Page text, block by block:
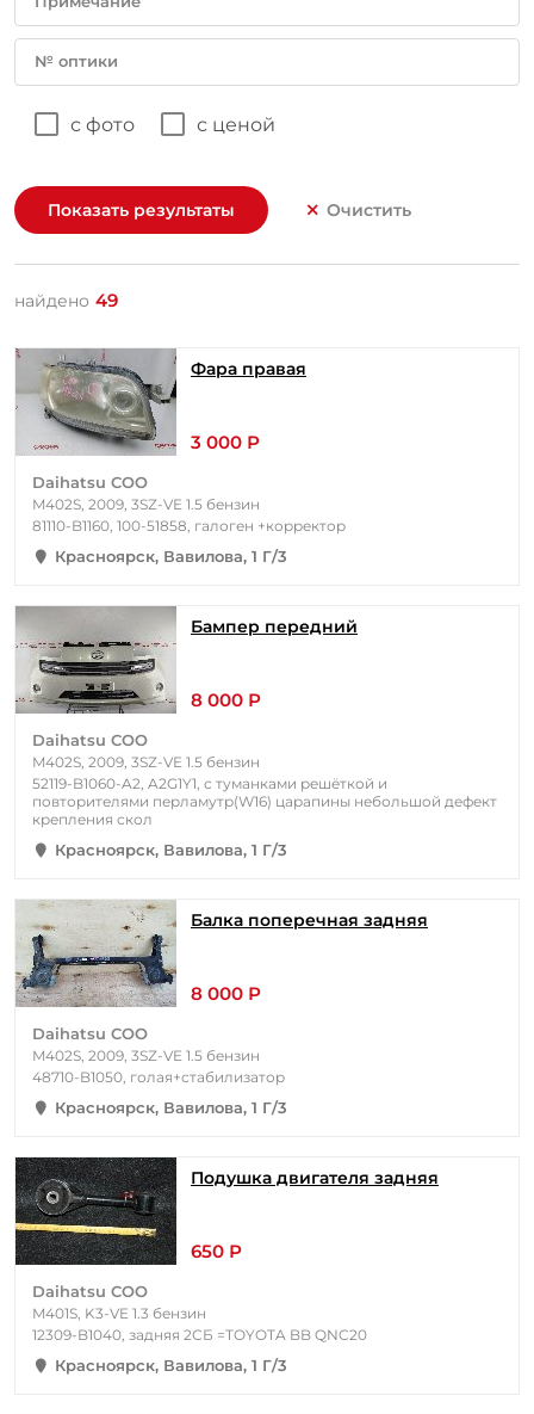
№ оптики
с фото с ценой
Показать результаты Очистить
найдено 49
Фара правая
3 000 Р
Daihatsu COO
M402S, 2009, 3SZ-VE 1.5 бензин
81110-B1160, 100-51858, галоген +корректор
Красноярск, Вавилова, 1 Г/3
Бампер передний
8 000 Р
Daihatsu COO
M402S, 2009, 3SZ-VE 1.5 бензин
52119-B1060-A2, A2G1Y1, с туманками решёткой и
повторителями перламутр(W16) царапины небольшой дефект
крепления скол
Красноярск, Вавилова, 1 Г/3
Балка поперечная задняя
8 000 Р
Daihatsu COO
M402S, 2009, 3SZ-VE 1.5 бензин
48710-B1050, голая+стабилизатор
Красноярск, Вавилова, 1 Г/3
Подушка двигателя задняя
650 Р
Daihatsu COO
M401S, K3-VE 1.3 бензин
12309-B1040, задняя 2СБ =TOYOTA BB QNC20
Красноярск, Вавилова, 1 Г/3